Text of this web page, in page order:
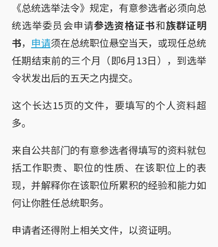
《总统选举法令》规定，有意参选者必须向总
统选举委员会申请参选资格证书和族群证明
书， 申请须在总统职位悬空当天，或现任总统
任期结束前的三个月（即6月13日），到选举
令状发出后的五天之内提交。
这个长达15页的文件，要填写的个人资料超
多。
来自公共部门的有意参选者得填写的资料就包
括工作职责、职位的性质、在该职位上的表
现，并解释你在该职位所累积的经验和能力如
何让你胜任总统职务。
申请者还得附上相关文件，以资证明。